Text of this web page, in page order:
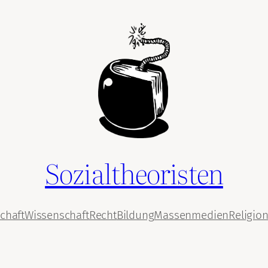
Sozialtheoristen
WissenschaftRechtBildungMassenmedienReligion